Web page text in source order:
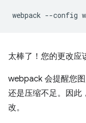
webpack --config
太棒了！您的更改应
webpack 会提醒您
还是压缩不足。因此
改。